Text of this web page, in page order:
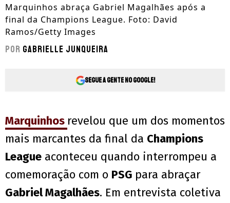
Marquinhos abraça Gabriel Magalhães após a
final da Champions League. Foto: David
Ramos/Getty Images
Por Gabrielle Junqueira
Segue a gente no Google!
Marquinhos revelou que um dos momentos
mais marcantes da final da Champions
League aconteceu quando interrompeu a
comemoração com o PSG para abraçar
Gabriel Magalhães. Em entrevista coletiva